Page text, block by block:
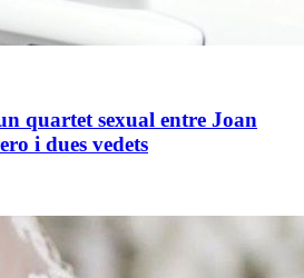
quartet sexual entre Joan
i dues vedets